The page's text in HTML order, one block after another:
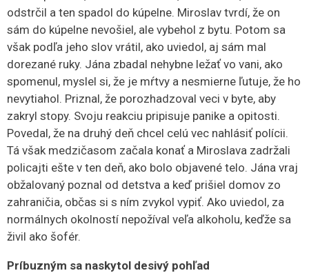
odstrčil a ten spadol do kúpelne. Miroslav tvrdí, že on
sám do kúpelne nevošiel, ale vybehol z bytu. Potom sa
však podľa jeho slov vrátil, ako uviedol, aj sám mal
dorezané ruky. Jána zbadal nehybne ležať vo vani, ako
spomenul, myslel si, že je mŕtvy a nesmierne ľutuje, že ho
nevytiahol. Priznal, že porozhadzoval veci v byte, aby
zakryl stopy. Svoju reakciu pripisuje panike a opitosti.
Povedal, že na druhý deň chcel celú vec nahlásiť polícii.
Tá však medzičasom začala konať a Miroslava zadržali
policajti ešte v ten deň, ako bolo objavené telo. Jána vraj
obžalovaný poznal od detstva a keď prišiel domov zo
zahraničia, občas si s ním zvykol vypiť. Ako uviedol, za
normálnych okolností nepožíval veľa alkoholu, keďže sa
živil ako šofér.
Príbuzným sa naskytol desivý pohľad